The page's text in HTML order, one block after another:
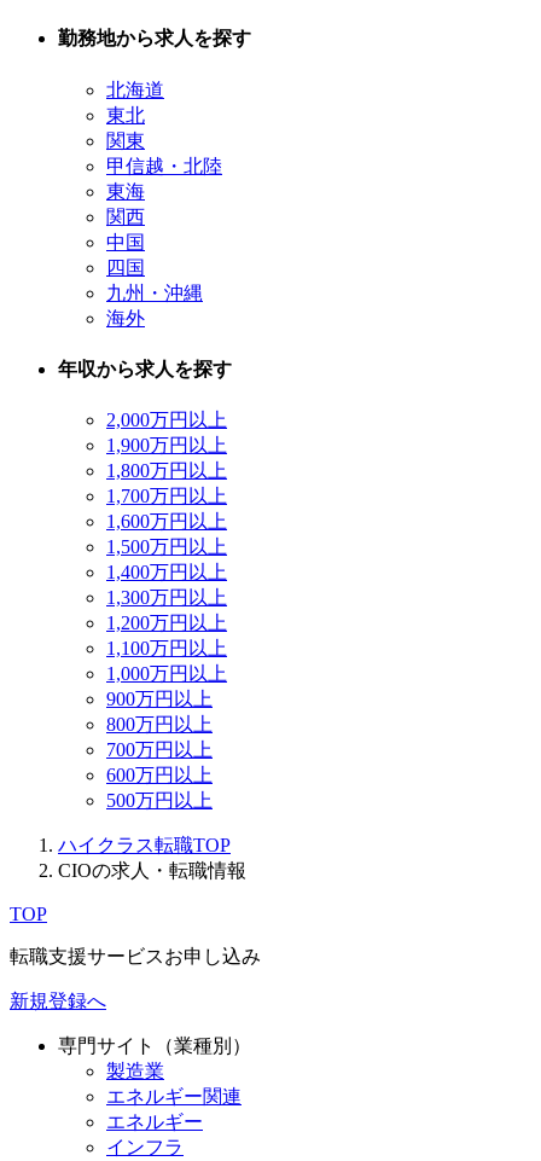
勤務地から求人を探す
北海道
東北
関東
甲信越・北陸
東海
関西
中国
四国
九州・沖縄
海外
年収から求人を探す
2,000万円以上
1,900万円以上
1,800万円以上
1,700万円以上
1,600万円以上
1,500万円以上
1,400万円以上
1,300万円以上
1,200万円以上
1,100万円以上
1,000万円以上
900万円以上
800万円以上
700万円以上
600万円以上
500万円以上
ハイクラス転職TOP
CIOの求人・転職情報
TOP
転職支援サービスお申し込み
新規登録へ
専門サイト（業種別）
製造業
エネルギー関連
エネルギー
インフラ